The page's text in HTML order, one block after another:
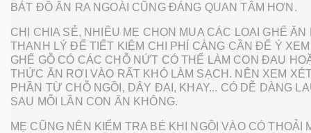
BÁT ĐỒ ĂN RA NGOÀI CŨNG ĐÁNG QUAN TÂM HƠN.
CHỊ CHIA SẺ, NHIỀU MẸ CHỌN MUA CÁC LOẠI GHẾ ĂN
THANH LÝ ĐỂ TIẾT KIỆM CHI PHÍ CÀNG CẦN ĐỂ Ý
GHẾ GỖ CÓ CÁC CHỖ NỨT CÓ THỂ LÀM CON ĐAU
THỨC ĂN RƠI VÀO RẤT KHÓ LÀM SẠCH. NÊN XEM
PHẦN TỪ CHỖ NGỒI, DÂY ĐAI, KHAY... CÓ DỄ DÀNG
SAU MỖI LẦN CON ĂN KHÔNG.
MẸ CŨNG NÊN KIỂM TRA BÉ KHI NGỒI VÀO CÓ THOẢI